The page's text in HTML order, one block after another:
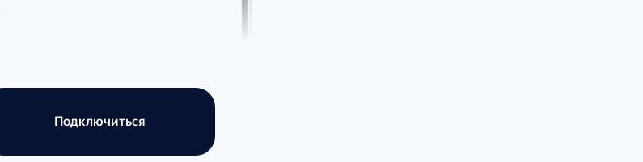
Подключиться